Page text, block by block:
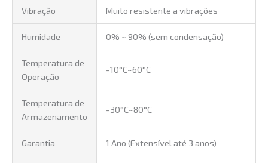
Vibração Muito resistente a vibrações
Humidade 0% ~ 90% (sem condensação)
Temperatura de
Operação
-10°C~60°C
Temperatura de
Armazenamento
-30°C~80°C
Garantia 1 Ano (Extensível até 3 anos)